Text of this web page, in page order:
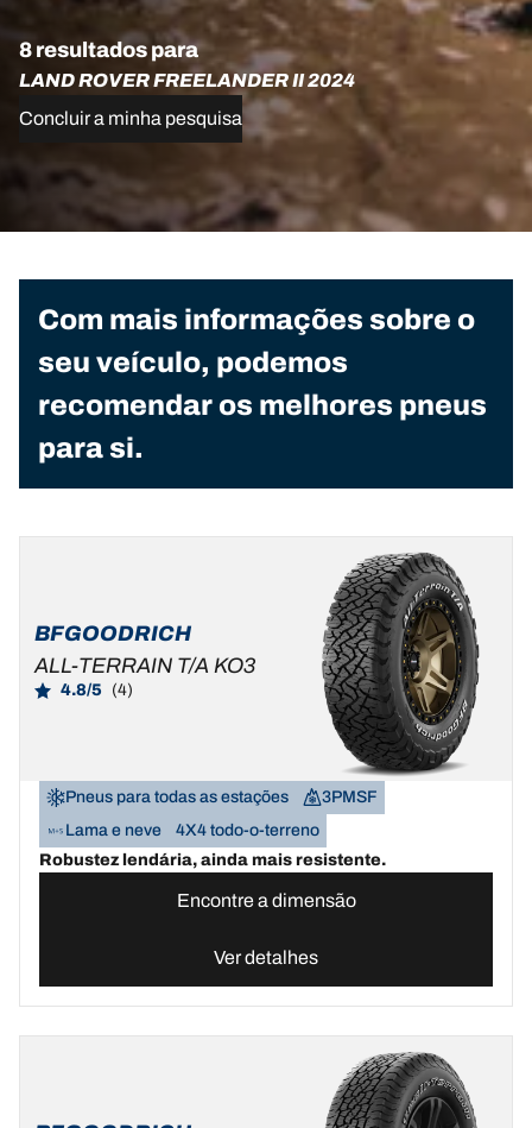
8 resultados para
LAND ROVER FREELANDER II 2024
Concluir a minha pesquisa
Com mais informações sobre o
seu veículo, podemos
recomendar os melhores pneus
para si.
BFGOODRICH
ALL-TERRAIN T/A KO3
4.8/5 (4)
Pneus para todas as estações
3PMSF
Lama e neve
4X4 todo-o-terreno
Robustez lendária, ainda mais resistente.
Encontre a dimensão
Ver detalhes